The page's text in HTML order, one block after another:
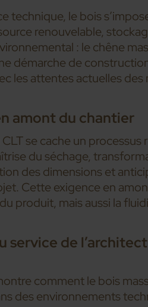
technique, le bois
renouvelable,
: le chêne
démarche de
les attentes actuelles des
amont du chantier
se cache un processus
du séchage,
des dimensions et
Cette exigence en
produit, mais aussi la
service de
comment le bois
des environnements